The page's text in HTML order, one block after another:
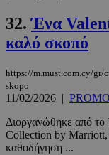
32.Ένα
καλό σκοπό
https://m.must.com.cy/gr/
skopo
11/02/2026 | PROMO
Διοργανώθηκε από
Collection by Marriott,
καθοδήγηση ...